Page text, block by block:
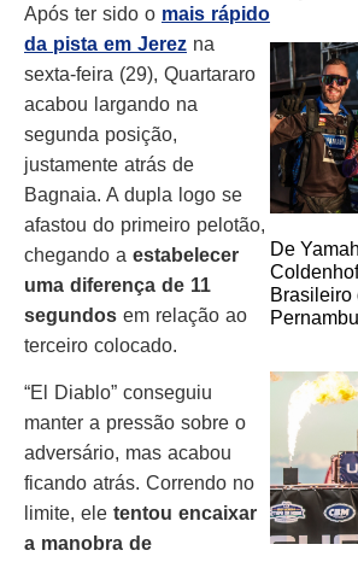
Após ter sido o mais rápido
da pista em Jerez na
sexta-feira (29), Quartararo
acabou largando na
segunda posição,
justamente atrás de
Bagnaia. A dupla logo se
afastou do primeiro pelotão,
chegando a estabelecer
uma diferença de 11
segundos em relação ao
terceiro colocado.
“El Diablo” conseguiu
manter a pressão sobre o
adversário, mas acabou
ficando atrás. Correndo no
limite, ele tentou encaixar
a manobra de
De
Brasileiro